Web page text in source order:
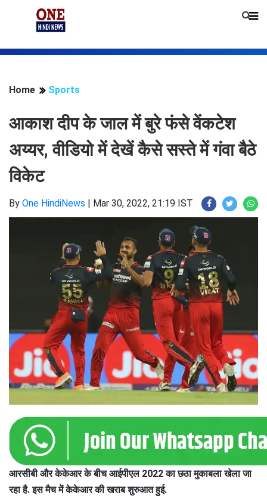
Home Sports
आकाश दीप के जाल में बुरे फंसे वेंकटेश
अय्यर, वीडियो में देखें कैसे सस्ते में गंवा बैठे
विकेट
By One HindiNews | Mar 30, 2022, 21:19 IST
आरसीबी और केकेआर के बीच आईपीएल 2022 का छठा मुकाबला खेला जा
रहा है. इस मैच में केकेआर की खराब शुरुआत हुई.